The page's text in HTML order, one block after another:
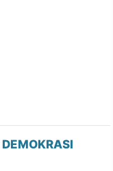
DEMOKRASI